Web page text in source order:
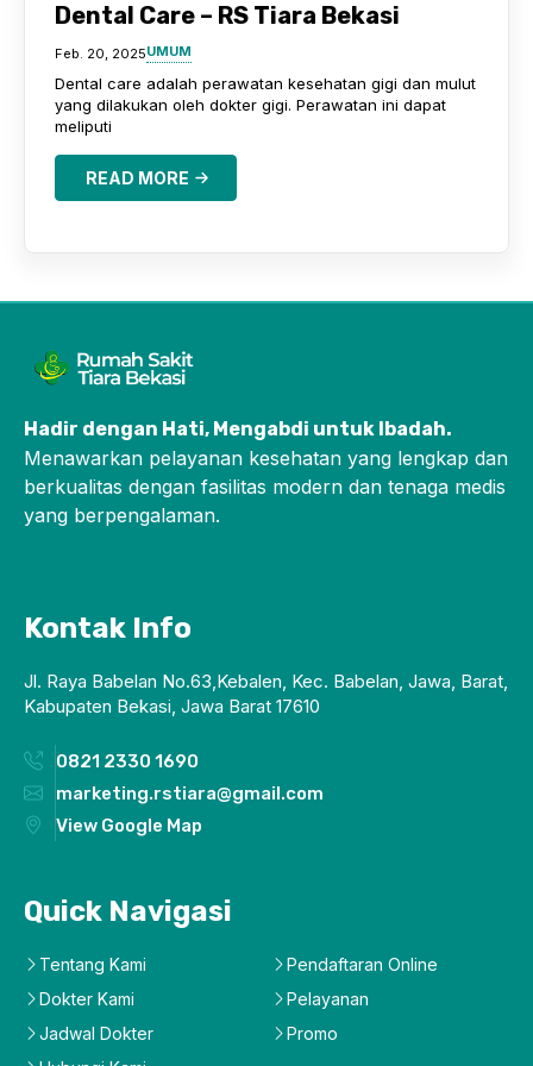
Dental Care – RS Tiara Bekasi
Feb. 20, 2025UMUM
Dental care adalah perawatan kesehatan gigi dan mulut
yang dilakukan oleh dokter gigi. Perawatan ini dapat
meliputi
READ MORE
Hadir dengan Hati, Mengabdi untuk Ibadah.
Menawarkan pelayanan kesehatan yang lengkap dan
berkualitas dengan fasilitas modern dan tenaga medis
yang berpengalaman.
Kontak Info
Jl. Raya Babelan No.63,Kebalen, Kec. Babelan, Jawa, Barat,
Kabupaten Bekasi, Jawa Barat 17610
0821 2330 1690
marketing.rstiara@gmail.com
View Google Map
Quick Navigasi
Tentang Kami
Pendaftaran Online
Dokter Kami
Pelayanan
Jadwal Dokter
Promo